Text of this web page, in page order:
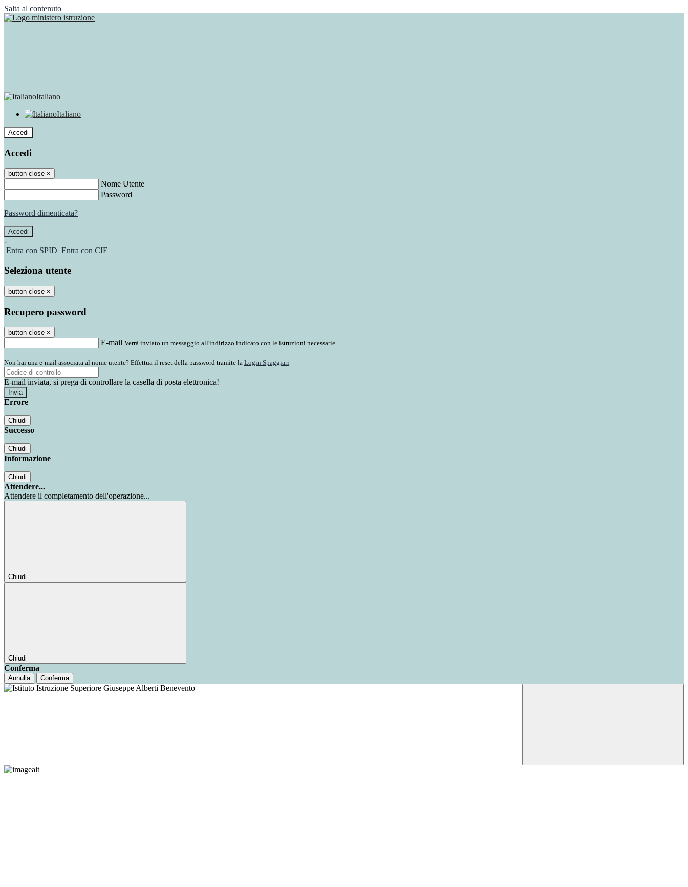
Salta al contenuto
Italiano
Italiano
Accedi
Accedi
button close ×
Nome Utente
Password
Password dimenticata?
-
Entra con SPID Entra con CIE
Seleziona utente
button close ×
Recupero password
button close ×
E-mail Verrà inviato un messaggio all'indirizzo indicato con le istruzioni necessarie.
Non hai una e-mail associata al nome utente? Effettua il reset della password tramite la Login Spaggiari
E-mail inviata, si prega di controllare la casella di posta elettronica!
Errore
Chiudi
Successo
Chiudi
Informazione
Chiudi
Attendere...
Attendere il completamento dell'operazione...
Chiudi
Chiudi
Conferma
Annulla Conferma